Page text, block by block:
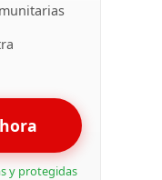
y protegidas